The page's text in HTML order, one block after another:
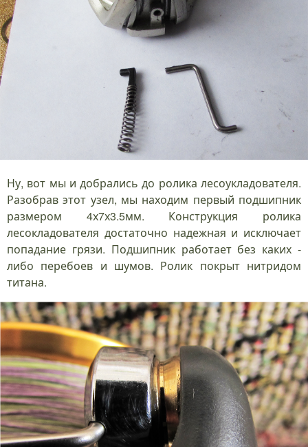
Ну, вот мы и добрались до ролика лесоукладователя.
Разобрав этот узел, мы находим первый подшипник
размером 4х7х3.5мм. Конструкция ролика
лесокладователя достаточно надежная и исключает
попадание грязи. Подшипник работает без каких -
либо перебоев и шумов. Ролик покрыт нитридом
титана.